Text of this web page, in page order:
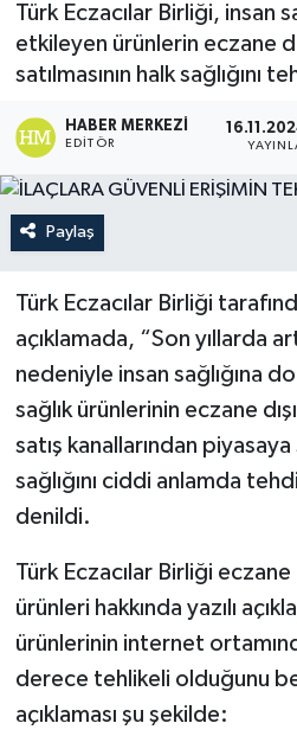
Türk Eczacılar Birliği, insan
etkileyen ürünlerin eczane
satılmasının halk sağlığını
HABER MERKEZI
EDITÖR
Paylaş
Türk Eczacılar Birliği
açıklamada, “Son yıllarda
nedeniyle insan sağlığına
sağlık ürünlerinin eczane
satış kanallarından piyasaya
sağlığını ciddi anlamda
denildi.
Türk Eczacılar Birliği eczane
ürünleri hakkında yazılı
ürünlerinin internet
derece tehlikeli olduğunu
açıklaması şu şekilde:
Haber Arşivi